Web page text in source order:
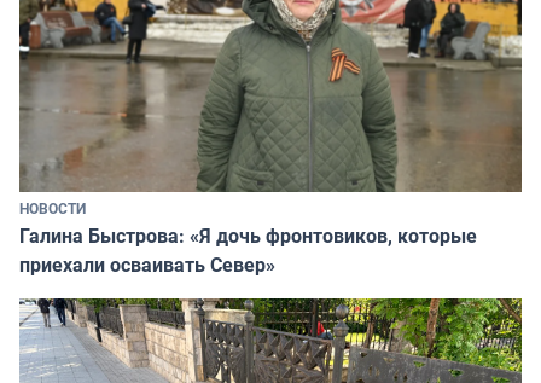
НОВОСТИ
Галина Быстрова: «Я дочь фронтовиков, которые
приехали осваивать Север»